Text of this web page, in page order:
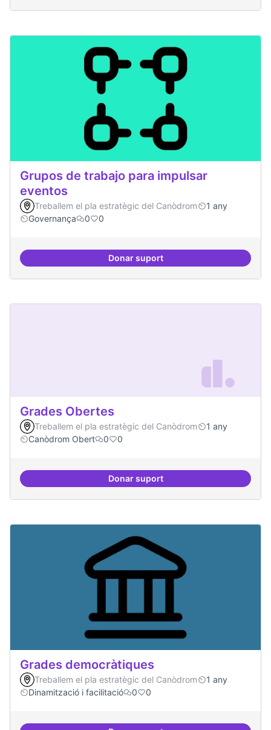
Grupos de trabajo para impulsar
eventos
Treballem el pla estratègic del Canòdrom
1 any
Governança
0 0
Donar suportGrupos de trabajo para
Grades Obertes
Treballem el pla estratègic del Canòdrom
1 any
Canòdrom Obert
0 0
Donar suportGrades Obertes
Grades democràtiques
Treballem el pla estratègic del Canòdrom
1 any
Dinamització i facilitació
0 0